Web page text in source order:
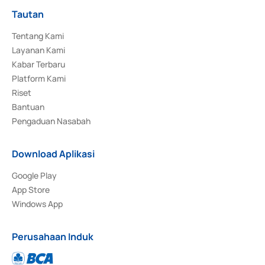
Tautan
Tentang Kami
Layanan Kami
Kabar Terbaru
Platform Kami
Riset
Bantuan
Pengaduan Nasabah
Download Aplikasi
Google Play
App Store
Windows App
Perusahaan Induk